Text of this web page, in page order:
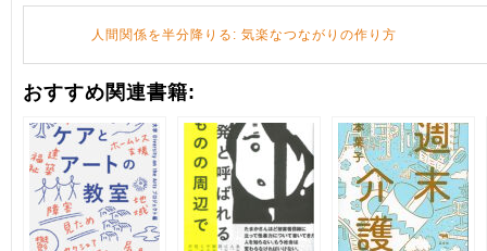
人間関係を半分降りる: 気楽なつながりの作り方
おすすめ関連書籍: